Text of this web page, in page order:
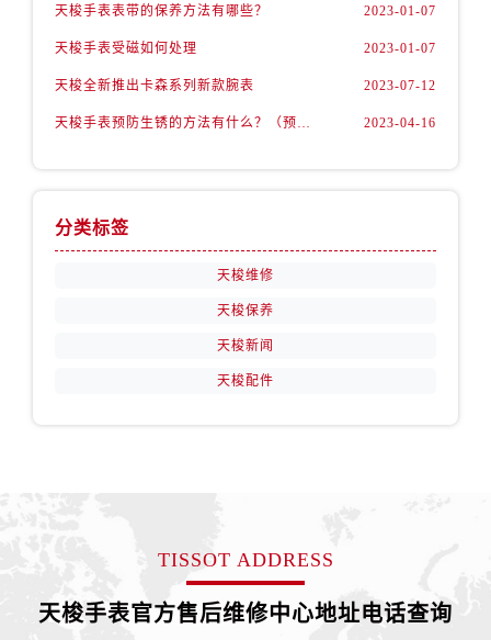
江苏省常州市新北区龙锦路1590号现代传媒中心5号楼10层1008室售后服务中心（需提前预约）
江苏省连云港市海州区通灌北路售后服务中心（需提前预约）
江西省萍乡市安源区萍安北大道与康庄路交叉口售后服务中心（需提前预约）
天梭手表表带的保养方法有哪些？ 2023-01-07
天梭手表受磁如何处理 2023-01-07
天梭全新推出卡森系列新款腕表 2023-07-12
天梭手表预防生锈的方法有什么？（预防方法） 2023-04-16
分类标签
天梭维修
天梭保养
天梭新闻
天梭配件
TISSOT ADDRESS
天梭手表官方售后维修中心地址电话查询